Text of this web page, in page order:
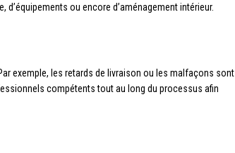
ou encore d’aménagement intérieur.
exemple, les retards de livraison ou les malfaçons sont
compétents tout au long du processus afin